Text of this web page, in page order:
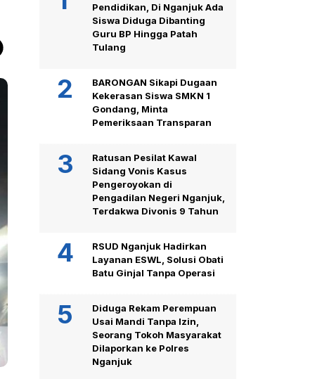
Pendidikan, Di Nganjuk Ada
Siswa Diduga Dibanting
Guru BP Hingga Patah
Tulang
BARONGAN Sikapi Dugaan
Kekerasan Siswa SMKN 1
Gondang, Minta
Pemeriksaan Transparan
Ratusan Pesilat Kawal
Sidang Vonis Kasus
Pengeroyokan di
Pengadilan Negeri Nganjuk,
Terdakwa Divonis 9 Tahun
RSUD Nganjuk Hadirkan
Layanan ESWL, Solusi Obati
Batu Ginjal Tanpa Operasi
Diduga Rekam Perempuan
Usai Mandi Tanpa Izin,
Seorang Tokoh Masyarakat
Dilaporkan ke Polres
Nganjuk